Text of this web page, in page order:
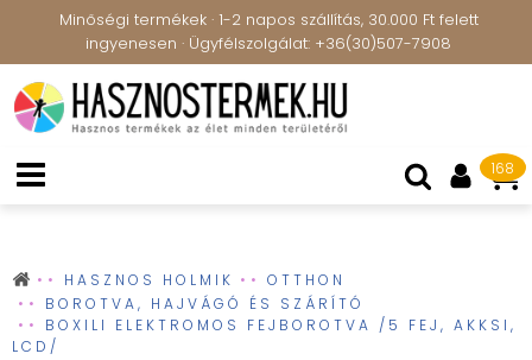
Minőségi termékek · 1-2 napos szállítás, 30.000 Ft felett
ingyenesen · Ügyfélszolgálat: +36(30)507-7908
168
HASZNOS HOLMIK
OTTHON
BOROTVA, HAJVÁGÓ ÉS SZÁRÍTÓ
BOXILI ELEKTROMOS FEJBOROTVA /5 FEJ, AKKSI,
LCD/